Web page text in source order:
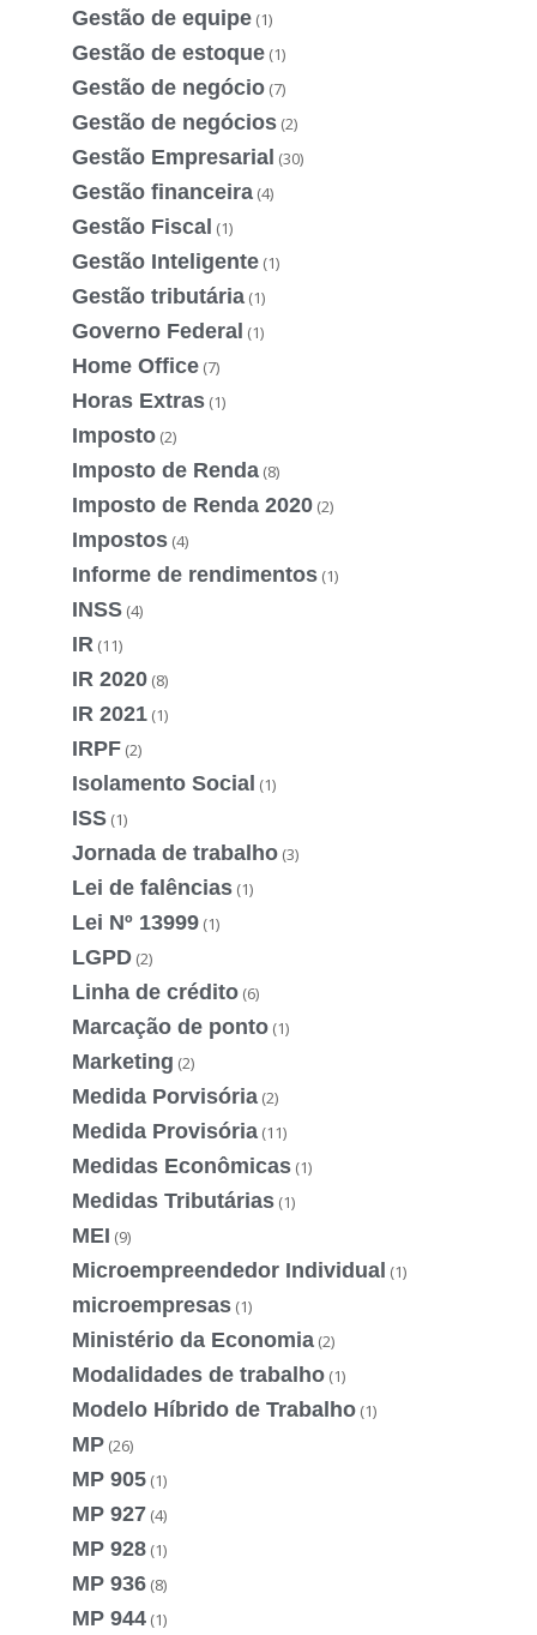
Gestão de equipe (1)
Gestão de estoque (1)
Gestão de negócio (7)
Gestão de negócios (2)
Gestão Empresarial (30)
Gestão financeira (4)
Gestão Fiscal (1)
Gestão Inteligente (1)
Gestão tributária (1)
Governo Federal (1)
Home Office (7)
Horas Extras (1)
Imposto (2)
Imposto de Renda (8)
Imposto de Renda 2020 (2)
Impostos (4)
Informe de rendimentos (1)
INSS (4)
IR (11)
IR 2020 (8)
IR 2021 (1)
IRPF (2)
Isolamento Social (1)
ISS (1)
Jornada de trabalho (3)
Lei de falências (1)
Lei Nº 13999 (1)
LGPD (2)
Linha de crédito (6)
Marcação de ponto (1)
Marketing (2)
Medida Porvisória (2)
Medida Provisória (11)
Medidas Econômicas (1)
Medidas Tributárias (1)
MEI (9)
Microempreendedor Individual (1)
microempresas (1)
Ministério da Economia (2)
Modalidades de trabalho (1)
Modelo Híbrido de Trabalho (1)
MP (26)
MP 905 (1)
MP 927 (4)
MP 928 (1)
MP 936 (8)
MP 944 (1)